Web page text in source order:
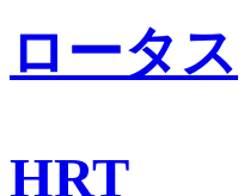
ロータス
HRT